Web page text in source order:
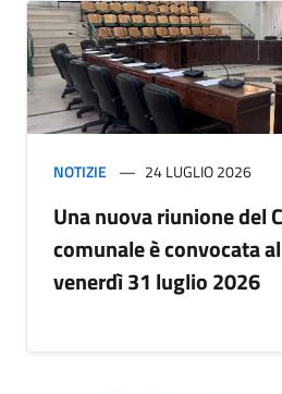
NOTIZIE 24 LUGLIO 2026
Una nuova riunione del
comunale è convocata
venerdì 31 luglio 2026